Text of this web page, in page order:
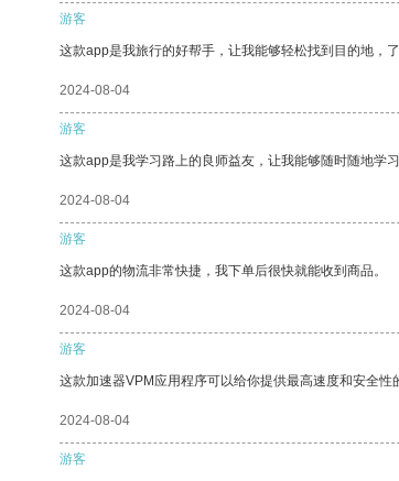
游客
这款app是我旅行的好帮手，让我能够轻松找到目的地，
2024-08-04
游客
这款app是我学习路上的良师益友，让我能够随时随地学
2024-08-04
游客
这款app的物流非常快捷，我下单后很快就能收到商品。
2024-08-04
游客
这款加速器VPM应用程序可以给你提供最高速度和安全性
2024-08-04
游客